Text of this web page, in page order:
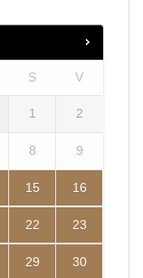
S V
1 2
8 9
15 16
22 23
29 30